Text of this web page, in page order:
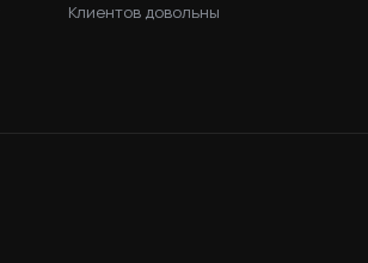
Клиентов довольны